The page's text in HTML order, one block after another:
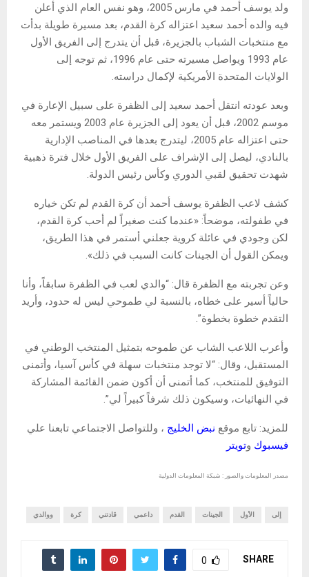
ولد يوسف أحمد في مارس 2005، وهو نفس العام الذي أعلن
فيه والده أحمد سعيد اعتزاله كرة القدم، بعد مسيرة طويلة بدأت
مع منتخبات الشباب بالجزيرة، قبل أن يتدرج إلى الفريق الأول
عام 1993 ويواصل مسيرته حتى عام 1996، ثم توجه إلى
الولايات المتحدة الأمريكية لإكمال دراسته.
وبعد عودته انتقل أحمد سعيد إلى الظفرة على سبيل الإعارة في
موسم 2002، قبل أن يعود إلى الجزيرة عام 2003 ويستمر معه
حتى اعتزاله عام 2005، ليتدرج بعدها في المناصب الإدارية
بالنادي، ليصل إلى الإشراف على الفريق الأول خلال فترة ذهبية
شهدت تحقيق لقبي الدوري وكأس رئيس الدولة.
كشف لاعب الظفرة يوسف أحمد أن كرة القدم لم تكن خياره
في طفولته، موضحاً: «عندما كنت صغيراً لم أحب كرة القدم،
لكن وجودي في عائلة كروية جعلني أستمر في هذا الطريق،
ويمكن القول أن الجينات كانت السبب في ذلك».
وعن تجربته مع الظفرة قال: “والدي لعب في الظفرة سابقاً، وأنا
حالياً أسير على خطاه، بالنسبة لي طموحي ليس له حدود، وأريد
التقدم خطوة بخطوة”.
وأعرب اللاعب الشاب عن طموحه بتمثيل المنتخب الوطني في
المستقبل، وقال: “لا توجد منتخبات سهلة في كأس آسيا، وأتمنى
التوفيق للمنتخب، كما أتمنى أن أكون ضمن القائمة المشاركة
في النهائيات، وسيكون ذلك شرفاً كبيراً لي”.
للمزيد: تابع موقع نبض الخليج ، وللتواصل الاجتماعي تابعنا علي
فيسبوك وتويتر
مصدر المعلومات والصور : شبكة المعلومات الدولية
إلى الأول الجينات القدم داعمي قادتني كرة ووالدي
SHARE
0